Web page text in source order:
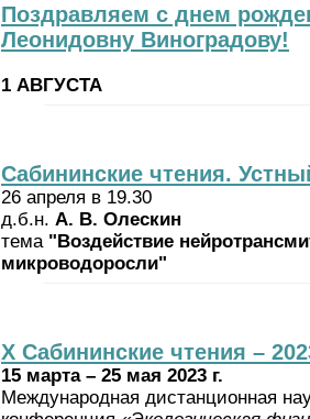
Поздравляем с днем
Леонидовну Виноградову!
1 АВГУСТА
Сабининские чтения.
26 апреля в 19.30
д.б.н. А. В. Олескин
тема "Воздействие
микроводоросли"
X Сабининские чтения –
15 марта – 25 мая 2023 г.
Международная дистанционная